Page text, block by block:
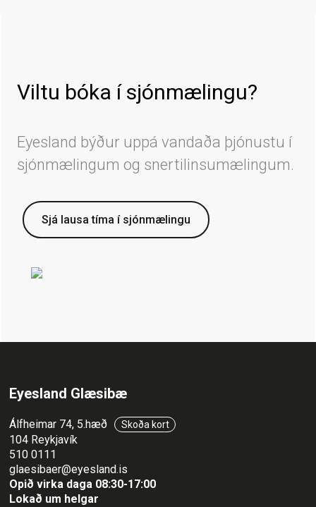
Viltu bóka í sjónmælingu?
Eyesland býður uppá vandaða þjónustu í
sjónmælingum og snertilinsumælingum.
Sjá lausa tíma í sjónmælingu
Eyesland Glæsibæ
Álfheimar 74, 5.hæð Skoða kort
104 Reykjavík
510 0111
glaesibaer@eyesland.is
Opið virka daga 08:30-17:00
Lokað um helgar